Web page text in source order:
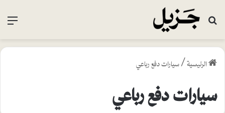
بحث عن
الرئيسية/سيارات دفع رباعي
سيارات دفع رباعي